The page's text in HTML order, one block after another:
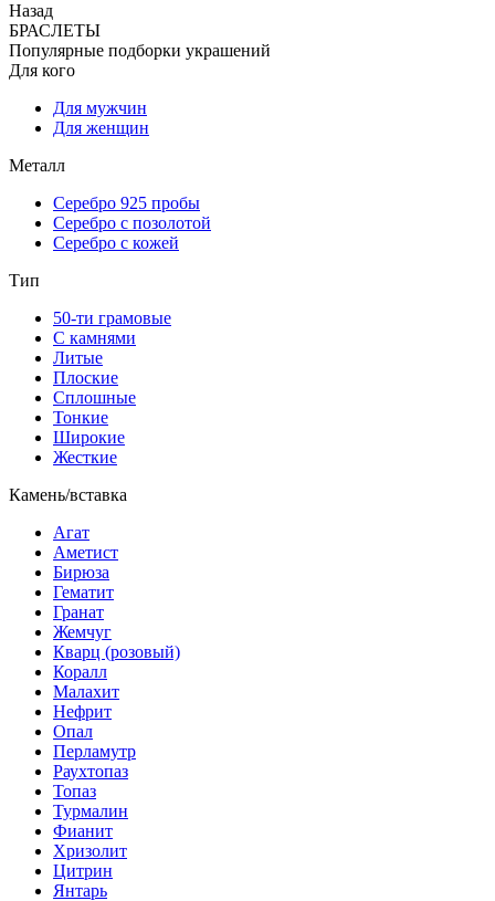
Назад
БРАСЛЕТЫ
Популярные подборки украшений
Для кого
Для мужчин
Для женщин
Металл
Серебро 925 пробы
Серебро с позолотой
Серебро с кожей
Тип
50-ти грамовые
С камнями
Литые
Плоские
Сплошные
Тонкие
Широкие
Жесткие
Камень/вставка
Агат
Аметист
Бирюза
Гематит
Гранат
Жемчуг
Кварц (розовый)
Коралл
Малахит
Нефрит
Опал
Перламутр
Раухтопаз
Топаз
Турмалин
Фианит
Хризолит
Цитрин
Янтарь